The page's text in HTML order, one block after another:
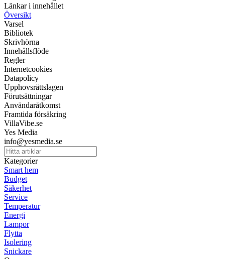
Länkar i innehållet
Översikt
Varsel
Bibliotek
Skrivhörna
Innehållsflöde
Regler
Internetcookies
Datapolicy
Upphovsrättslagen
Förutsättningar
Användaråtkomst
Framtida försäkring
VillaVibe.se
Yes Media
info@yesmedia.se
Kategorier
Smart hem
Budget
Säkerhet
Service
Temperatur
Energi
Lampor
Flytta
Isolering
Snickare